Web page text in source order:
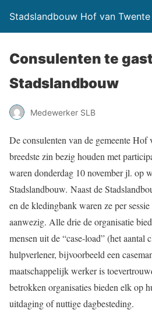
Stadslandbouw Hof van Twente
Consulenten te
Stadslandbouw
Medewerker SLB
De consulenten van de gemeente
breedste zin bezig houden met
waren donderdag 10 november jl. op
Stadslandbouw. Naast de
en de kledingbank waren ze per
aanwezig. Alle drie de organisatie
mensen uit de “case-load” (het aantal
hulpverlener, bijvoorbeeld een
maatschappelijk werker is
betrokken organisaties bieden elk op
uitdaging of nuttige dagbesteding.